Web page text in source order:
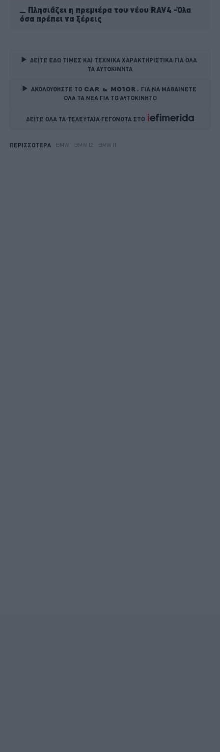
Πλησιάζει η πρεμιέρα του νέου RAV4 -Όλα
όσα πρέπει να ξέρεις
ΔΕΙΤΕ ΕΔΩ ΤΙΜΕΣ ΚΑΙ ΤΕΧΝΙΚΑ ΧΑΡΑΚΤΗΡΙΣΤΙΚΑ ΓΙΑ ΟΛΑ
ΤΑ ΑΥΤΟΚΙΝΗΤΑ
ΑΚΟΛΟΥΘΗΣΤΕ ΤΟ
ΓΙΑ ΝΑ ΜΑΘΑΙΝΕΤΕ
ΟΛΑ ΤΑ ΝΕΑ ΓΙΑ ΤΟ ΑΥΤΟΚΙΝΗΤΟ
ΔΕΙΤΕ ΟΛΑ ΤΑ ΤΕΛΕΥΤΑΙΑ ΓΕΓΟΝΟΤΑ ΣΤΟ
ΠΕΡΙΣΣΟΤΕΡΑ BMW BMW I2 BMW I1